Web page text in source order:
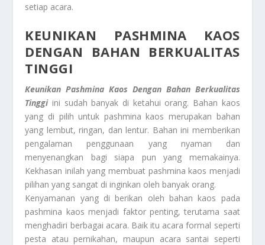
setiap acara.
KEUNIKAN PASHMINA KAOS
DENGAN BAHAN BERKUALITAS
TINGGI
Keunikan Pashmina Kaos Dengan Bahan Berkualitas
Tinggiini sudah banyak di ketahui orang. Bahan kaos
yang di pilih untuk pashmina kaos merupakan bahan
yang lembut, ringan, dan lentur. Bahan ini memberikan
pengalaman penggunaan yang nyaman dan
menyenangkan bagi siapa pun yang memakainya.
Kekhasan inilah yang membuat pashmina kaos menjadi
pilihan yang sangat di inginkan oleh banyak orang.
Kenyamanan yang di berikan oleh bahan kaos pada
pashmina kaos menjadi faktor penting, terutama saat
menghadiri berbagai acara. Baik itu acara formal seperti
pesta atau pernikahan, maupun acara santai seperti